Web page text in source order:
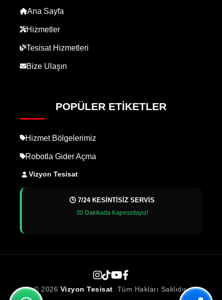
Ana Sayfa
Hizmetler
Tesisat Hizmetleri
Bize Ulaşın
POPÜLER ETIKETLER
Hizmet Bölgelerimiz
Robotla Gider Açma
Vizyon Tesisat
🕒 7/24 KESİNTİSİZ SERVİS
30 Dakikada Kapınızdayız!
© 2026 Vizyon Tesisat . Tüm Hakları Saklıdır.